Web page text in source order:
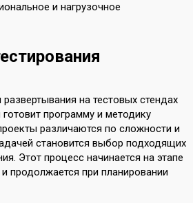
и нагрузочное
на тестовых стендах
программу и методику
различаются по сложности и
становится выбор подходящих
Этот процесс начинается на этапе
продолжается при планировании